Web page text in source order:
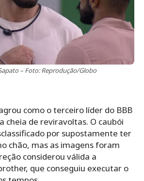
– Foto: Reprodução/Globo
como o terceiro líder do BBB
cheia de reviravoltas. O caubói
por supostamente ter
chão, mas as imagens foram
considerou válida a
que conseguiu executar o